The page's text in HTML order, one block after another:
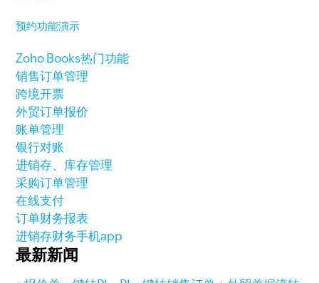
预约功能演示
Zoho Books热门功能
销售订单管理
跨境开票
外贸订单报价
账单管理
银行对账
进销存、库存管理
采购订单管理
在线支付
订单财务报表
进销存财务手机app
最新新闻